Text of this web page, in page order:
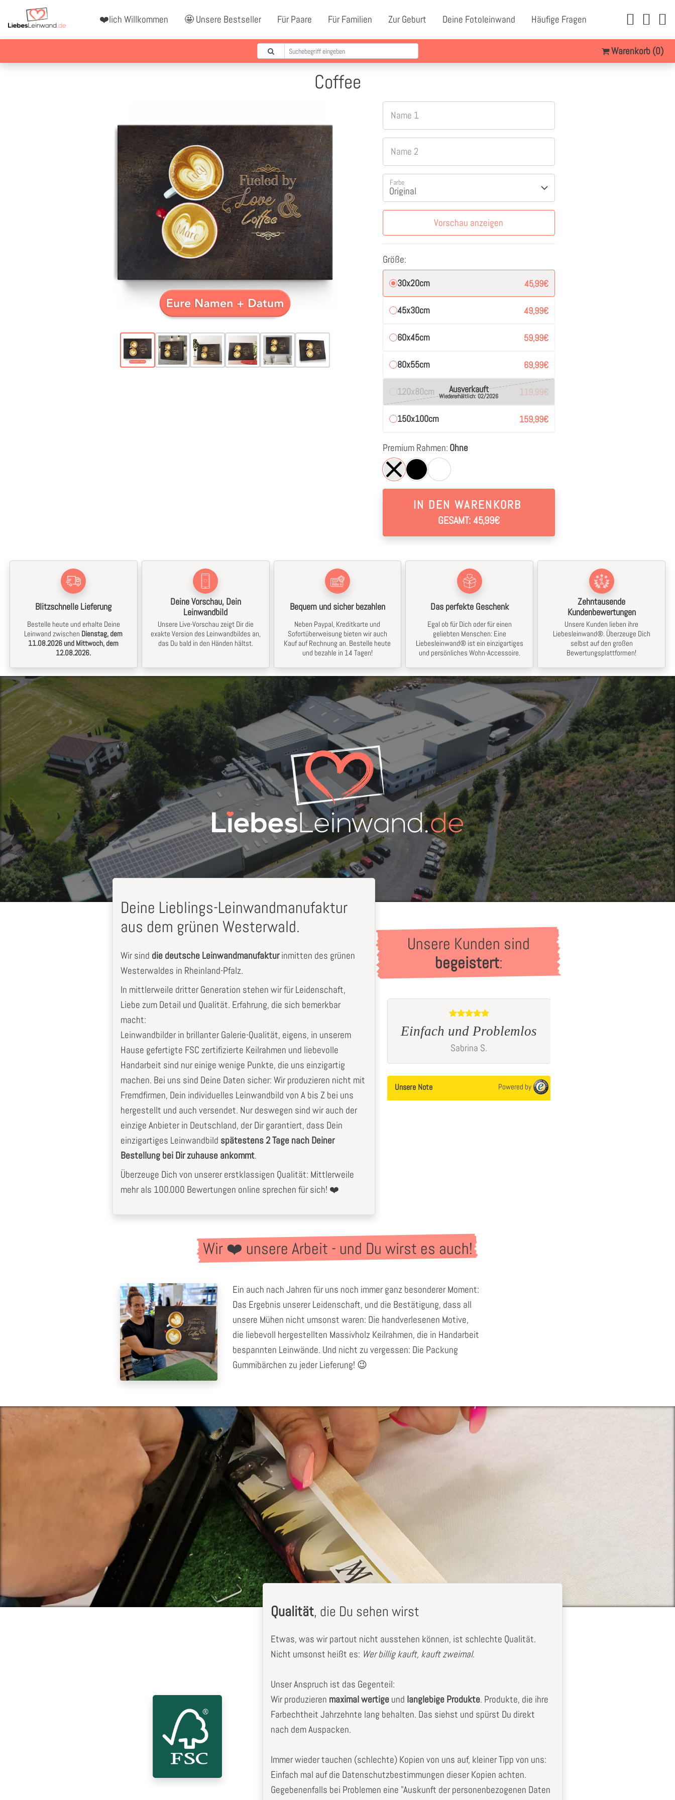
❤️lich Willkommen 🤩 Unsere Bestseller Für Paare Für Familien Zur Geburt Deine Fotoleinwand Häufige Fragen
Warenkorb (0)
Coffee
Name 1
Name 2
Farbe
Vorschau anzeigen
Größe:
30x20cm 45,99€
45x30cm 49,99€
60x45cm 59,99€
80x55cm 69,99€
120x80cm Ausverkauft
Wiedererhältlich: 02/2026 119,99€
150x100cm 159,99€
Premium Rahmen: Ohne
IN DEN WARENKORB
GESAMT: 45,99€
Blitzschnelle Lieferung
Bestelle heute und erhalte Deine
Leinwand zwischen Dienstag, dem
11.08.2026 und Mittwoch, dem
12.08.2026.
Deine Vorschau, Dein
Leinwandbild
Unsere Live-Vorschau zeigt Dir die
exakte Version des Leinwandbildes an,
das Du bald in den Händen hältst.
Bequem und sicher bezahlen
Neben Paypal, Kreditkarte und
Sofortüberweisung bieten wir auch
Kauf auf Rechnung an. Bestelle heute
und bezahle in 14 Tagen!
Das perfekte Geschenk
Egal ob für Dich oder für einen
geliebten Menschen: Eine
Liebesleinwand® ist ein einzigartiges
und persönliches Wohn-Accessoire.
Zehntausende
Kundenbewertungen
Unsere Kunden lieben ihre
Liebesleinwand®. Überzeuge Dich
selbst auf den großen
Bewertungsplattformen!
Deine Lieblings-Leinwandmanufaktur
aus dem grünen Westerwald.
Wir sind die deutsche Leinwandmanufakturinmitten des grünen
Westerwaldes in Rheinland-Pfalz.
In mittlerweile dritter Generation stehen wir für Leidenschaft,
Liebe zum Detail und Qualität. Erfahrung, die sich bemerkbar
macht:
Leinwandbilder in brillanter Galerie-Qualität, eigens, in unserem
Hause gefertigte FSC zertifizierte Keilrahmen und liebevolle
Handarbeit sind nur einige wenige Punkte, die uns einzigartig
machen. Bei uns sind Deine Daten sicher: Wir produzieren nicht mit
Fremdfirmen, Dein individuelles Leinwandbild von A bis Z bei uns
hergestellt und auch versendet. Nur deswegen sind wir auch der
einzige Anbieter in Deutschland, der Dir garantiert, dass Dein
einzigartiges Leinwandbild spätestens 2 Tage nach Deiner
Bestellung bei Dir zuhause ankommt.
Überzeuge Dich von unserer erstklassigen Qualität: Mittlerweile
mehr als 100.000 Bewertungen online sprechen für sich! ❤️
Unsere Kunden sind
begeistert:
Alles tip-top Sehr zufrieden
H.
nochmal
Ursula B.
Einfach und Problemlos
Sabrina S.
Unsere Note Powered by
Wir ❤️ unsere Arbeit - und Du wirst es auch!
Ein auch nach Jahren für uns noch immer ganz besonderer Moment:
Das Ergebnis unserer Leidenschaft, und die Bestätigung, dass all
unsere Mühen nicht umsonst waren: Die handverlesenen Motive,
die liebevoll hergestellten Massivholz Keilrahmen, die in Handarbeit
bespannten Leinwände. Und nicht zu vergessen: Die Packung
Gummibärchen zu jeder Lieferung! 😉
Qualität, die Du sehen wirst
Etwas, was wir partout nicht ausstehen können, ist schlechte Qualität.
Nicht umsonst heißt es: Wer billig kauft, kauft zweimal.
Unser Anspruch ist das Gegenteil:
Wir produzieren maximal wertigeund langlebige Produkte. Produkte, die ihre
Farbechtheit Jahrzehnte lang behalten. Das siehst und spürst Du direkt
nach dem Auspacken.
Immer wieder tauchen (schlechte) Kopien von uns auf, kleiner Tipp von uns:
Einfach mal auf die Datenschutzbestimmungen dieser Kopien achten.
Gegebenenfalls bei Problemen eine "Auskunft der personenbezogenen Daten